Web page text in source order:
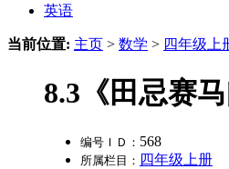
英语
当前位置: 主页 > 数学 > 四年级上
8.3《田忌赛
编号ＩＤ： 568
所属栏目： 四年级上册